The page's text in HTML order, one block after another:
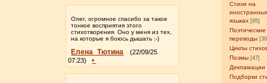
Стихи на
языках [95]
Поэтические
переводы
Циклы
Поэмы [47]
Декламации
Подборки
Олег, огромное спасибо за такое
тонкое восприятия этого
стихотворения. Оно у меня из тех,
на которые я боюсь дышать :-)
Елена_Тютина
(22/09/25
07:23)
•